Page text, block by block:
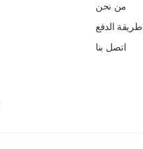
من نحن
طريقة الدفع
اتصل بنا